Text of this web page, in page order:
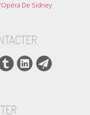
De Sidney